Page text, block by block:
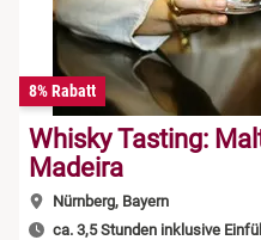
8% Rabatt
Whisky Tasting:
Madeira
Nürnberg, Bayern
ca. 3,5 Stunden inklusive